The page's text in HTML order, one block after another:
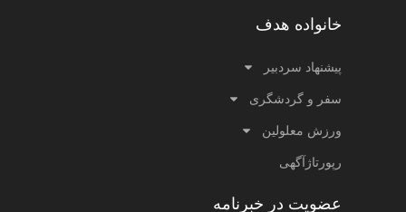
خانواده هدف
پیشنهاد سردبیر
سفر و گردشگری
ورزش معلولین
رپورتاژآگهی
عضویت در خبرنامه